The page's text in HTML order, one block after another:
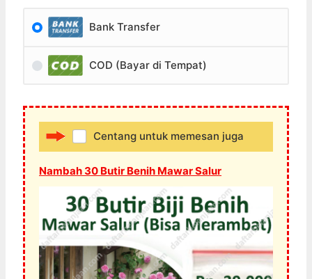
Bank Transfer
COD (Bayar di Tempat)
Centang untuk memesan juga
Nambah 30 Butir Benih Mawar Salur